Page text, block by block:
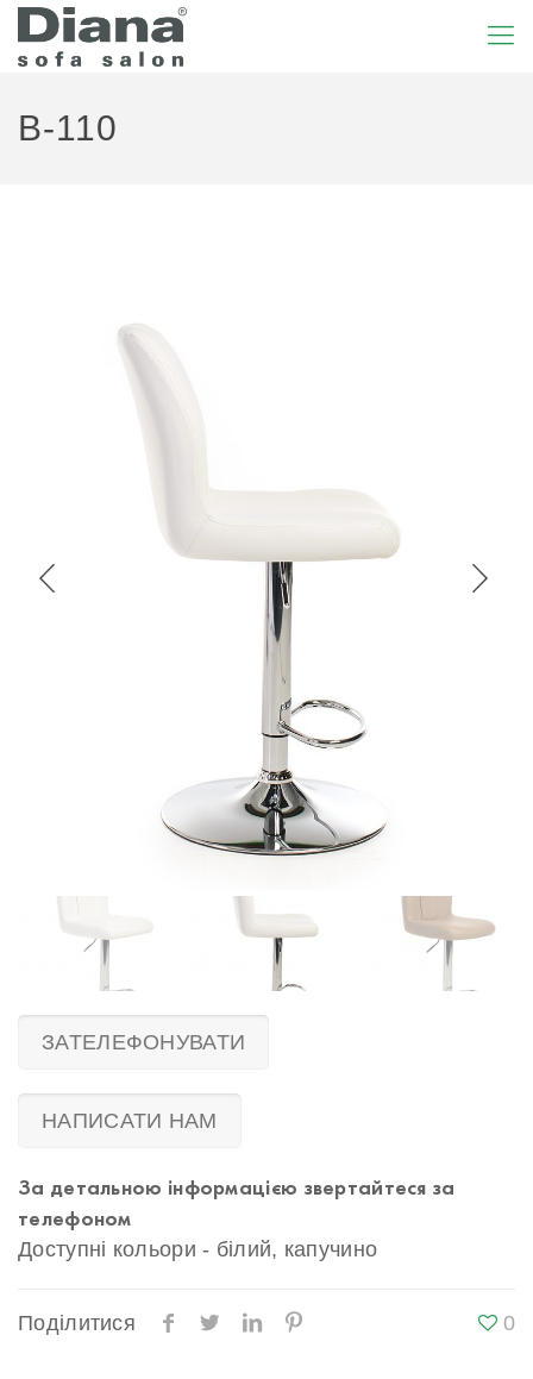
B-110
ЗАТЕЛЕФОНУВАТИ
НАПИСАТИ НАМ
За детальною інформацією звертайтеся за
телефоном
Доступні кольори - білий, капучино
Поділитися 0